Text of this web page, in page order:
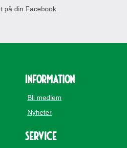
på din Facebook.
Information
Bli medlem
Nyheter
Service